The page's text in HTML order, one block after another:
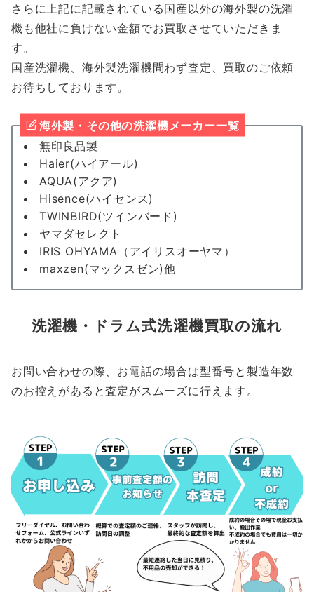
さらに上記に記載されている国産以外の海外製の洗濯
機も他社に負けない金額でお買取させていただきま
す。
国産洗濯機、海外製洗濯機問わず査定、買取のご依頼
お待ちしております。
海外製・その他の洗濯機メーカー一覧
無印良品製
Haier(ハイアール)
AQUA(アクア)
Hisence(ハイセンス)
TWINBIRD(ツインバード)
ヤマダセレクト
IRIS OHYAMA（アイリスオーヤマ）
maxzen(マックスゼン)他
洗濯機・ドラム式洗濯機買取の流れ
お問い合わせの際、お電話の場合は型番号と製造年数
のお控えがあると査定がスムーズに行えます。